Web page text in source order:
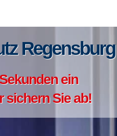
Regensburg
ein
sichern Sie ab!